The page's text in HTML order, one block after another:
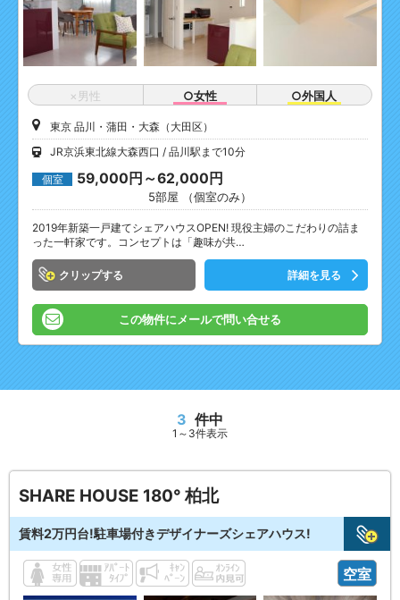
×男性 ○女性 ○外国人
東京 品川・蒲田・大森（大田区）
JR京浜東北線大森西口
品川駅まで10分
個室 59,000円～62,000円
5部屋 （個室のみ）
2019年新築一戸建てシェアハウスOPEN! 現役主婦のこだわりの詰ま
った一軒家です。コンセプトは「趣味が共…
クリップ 詳細を見る
この物件にメールで問い合せる
3 件中
1～3件表示
SHARE HOUSE 180° 柏北
賃料2万円台!駐車場付きデザイナーズシェアハウス!
空室